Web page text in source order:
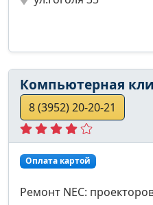
Компьютерная
8 (3952) 20-20-21
Оплата картой
Ремонт NEC: